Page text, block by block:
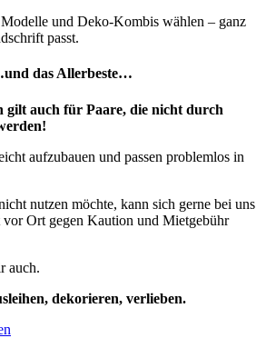
und Deko-Kombis wählen – ganz
passt.
das Allerbeste…
gilt auch für Paare, die nicht durch
aufzubauen und passen problemlos in
nutzen möchte, kann sich gerne bei uns
vor Ort gegen Kaution und Mietgebühr
auch.
dekorieren, verlieben.